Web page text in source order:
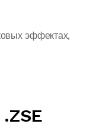
эффектах,